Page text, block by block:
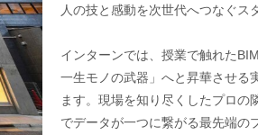
人の技と感動を次世代へつなぐス
インターンでは、授業で触れた
一生モノの武器」へと昇華させる
ます。現場を知り尽くしたプロの
でデータが一つに繋がる最先端の